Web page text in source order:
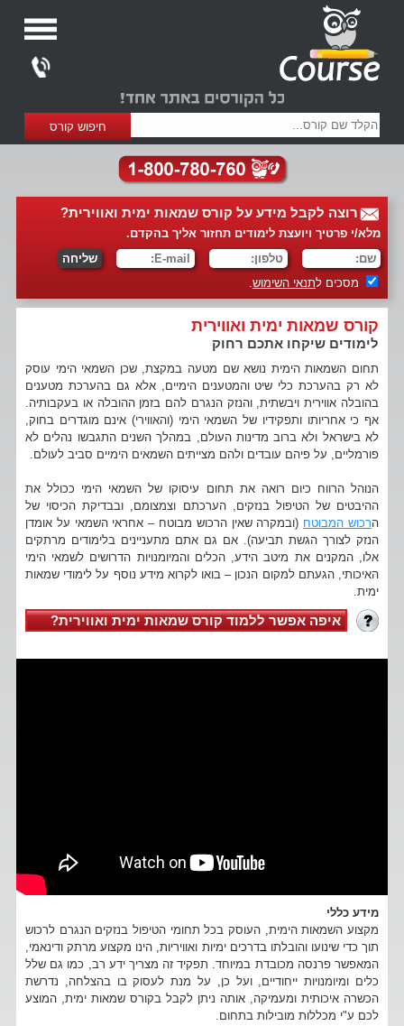
רוצה לקבל מידע על קורס שמאות ימית ואווירית?
מלא/י פרטיך ויועצת לימודים תחזור אליך בהקדם.
מסכים לתנאי השימוש.
קורס שמאות ימית ואווירית
לימודים שיקחו אתכם רחוק
תחום השמאות הימית נושא שם מטעה במקצת, שכן השמאי הימי עוסק
לא רק בהערכת כלי שיט והמטענים הימיים, אלא גם בהערכת מטענים
בהובלה אווירית ויבשתית, והנזק הנגרם להם בזמן ההובלה או בעקבותיה.
אף כי אחריותו ותפקידיו של השמאי הימי (והאווירי) אינם מוגדרים בחוק,
לא בישראל ולא ברוב מדינות העולם, במהלך השנים התגבשו נהלים לא
פורמליים, על פיהם עובדים ולהם מצייתים השמאים הימיים סביב לעולם.
הנוהל הרווח כיום רואה את תחום עיסוקו של השמאי הימי ככולל את
ההיבטים של הטיפול בנזקים, הערכתם וצמצומם, ובבדיקת הכיסוי של
הרכוש המבוטח (ובמקרה שאין הרכוש מבוטח – אחראי השמאי על אומדן
הנזק לצורך הגשת תביעה). אם גם אתם מתעניינים בלימודים מרתקים
אלו, המקנים את מיטב הידע, הכלים והמיומנויות הדרושים לשמאי הימי
האיכותי, הגעתם למקום הנכון – בואו לקרוא מידע נוסף על לימודי שמאות
ימית.
איפה אפשר ללמוד קורס שמאות ימית ואווירית?
מידע כללי
מקצוע השמאות הימית, העוסק בכל תחומי הטיפול בנזקים הנגרם לרכוש
תוך כדי שינועו והובלתו בדרכים ימיות ואוויריות, הינו מקצוע מרתק ודינאמי,
המאפשר פרנסה מכובדת במיוחד. תפקיד זה מצריך ידע רב, כמו גם שלל
כלים ומיומנויות ייחודיים, ועל כן, על מנת לעסוק בו בהצלחה, נדרשת
הכשרה איכותית ומעמיקה, אותה ניתן לקבל בקורס שמאות ימית, המוצע
לכם ע"י מכללות מובילות בתחום.